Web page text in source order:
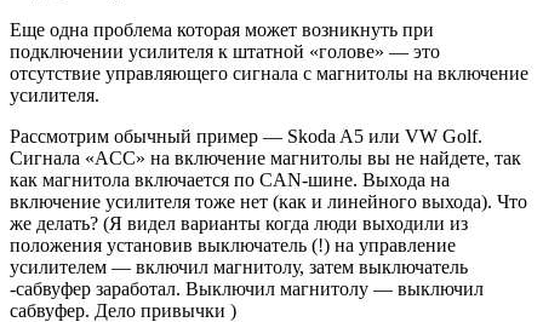
Еще одна проблема которая может возникнуть при
подключении усилителя к штатной «голове» — это
отсутствие управляющего сигнала с магнитолы на включение
усилителя.
Рассмотрим обычный пример — Skoda A5 или VW Golf.
Сигнала «ACC» на включение магнитолы вы не найдете, так
как магнитола включается по CAN-шине. Выхода на
включение усилителя тоже нет (как и линейного выхода). Что
же делать? (Я видел варианты когда люди выходили из
положения установив выключатель (!) на управление
усилителем — включил магнитолу, затем выключатель
-сабвуфер заработал. Выключил магнитолу — выключил
сабвуфер. Дело привычки )